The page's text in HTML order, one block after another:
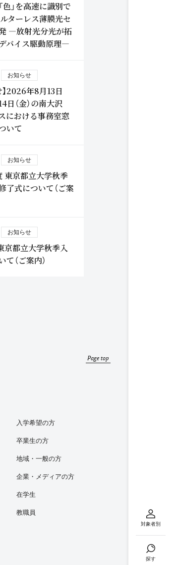
対象者別
探す
色」を高速に識別で
ターレス薄膜光セ
―放射光分光が拓
バイス駆動原理―
お知らせ
】2026年8月13日
日（金）の南大沢
における事務室窓
いて
お知らせ
東京都立大学秋季
了式について（ご案
お知らせ
京都立大学秋季入
（ご案内）
Page top
入学希望の方
卒業生の方
地域・一般の方
企業・メディアの方
在学生
教職員